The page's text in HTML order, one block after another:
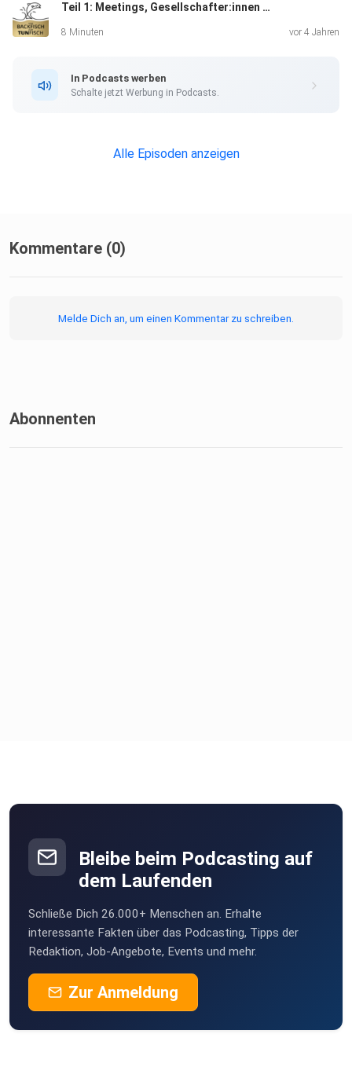
Teil 1: Meetings, Gesellschafter:innen und Streitigkeiten
8 Minuten vor 4 Jahren
In Podcasts werben
Schalte jetzt Werbung in Podcasts.
Alle Episoden anzeigen
Kommentare (0)
Melde Dich an, um einen Kommentar zu schreiben.
Abonnenten
Bleibe beim Podcasting auf
dem Laufenden
Schließe Dich 26.000+ Menschen an. Erhalte
interessante Fakten über das Podcasting, Tipps der
Redaktion, Job-Angebote, Events und mehr.
Zur Anmeldung